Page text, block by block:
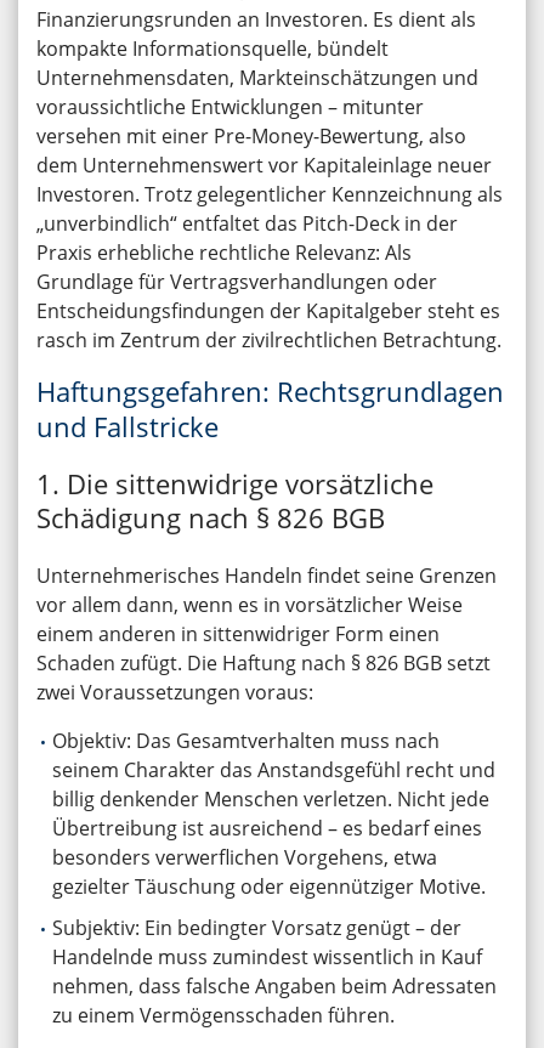
Finanzierungsrunden an Investoren. Es dient als
kompakte Informationsquelle, bündelt
Unternehmensdaten, Markteinschätzungen und
voraussichtliche Entwicklungen – mitunter
versehen mit einer Pre-Money-Bewertung, also
dem Unternehmenswert vor Kapitaleinlage neuer
Investoren. Trotz gelegentlicher Kennzeichnung als
„unverbindlich“ entfaltet das Pitch-Deck in der
Praxis erhebliche rechtliche Relevanz: Als
Grundlage für Vertragsverhandlungen oder
Entscheidungsfindungen der Kapitalgeber steht es
rasch im Zentrum der zivilrechtlichen Betrachtung.
Haftungsgefahren: Rechtsgrundlagen
und Fallstricke
1. Die sittenwidrige vorsätzliche
Schädigung nach § 826 BGB
Unternehmerisches Handeln findet seine Grenzen
vor allem dann, wenn es in vorsätzlicher Weise
einem anderen in sittenwidriger Form einen
Schaden zufügt. Die Haftung nach § 826 BGB setzt
zwei Voraussetzungen voraus:
Objektiv: Das Gesamtverhalten muss nach
seinem Charakter das Anstandsgefühl recht und
billig denkender Menschen verletzen. Nicht jede
Übertreibung ist ausreichend – es bedarf eines
besonders verwerflichen Vorgehens, etwa
gezielter Täuschung oder eigennütziger Motive.
Subjektiv: Ein bedingter Vorsatz genügt – der
Handelnde muss zumindest wissentlich in Kauf
nehmen, dass falsche Angaben beim Adressaten
zu einem Vermögensschaden führen.